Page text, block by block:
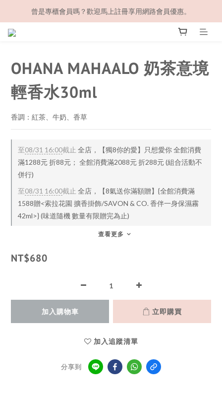
曾是專櫃會員嗎？歡迎馬上註冊享用網路會員優惠。
OHANA MAHAALO 奶茶意境
輕香水30ml
香調：紅茶、牛奶、香草
至08/31 16:00截止 全店，【獨8你的愛】只想愛你 全館消費
滿1288元 折88元； 全館消費滿2088元 折288元 (組合活動不
併行)
至08/31 16:00截止 全店，【8氣送你滿額贈】{全館消費滿
1588贈<索拉花園 擴香掛飾/SAVON & CO. 香伴一身保濕霧
42ml>} (味道隨機 數量有限贈完為止)
查看更多
NT$680
加入購物車 立即購買
加入追蹤清單
分享到